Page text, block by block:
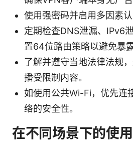
使用强密码并启用多因素认
定期检查DNS泄漏、IPv6
置64位路由策略以避免暴露
了解并遵守当地法律法规
播受限制内容。
如使用公共Wi-Fi，优先连
络的安全性。
在不同场景下的使